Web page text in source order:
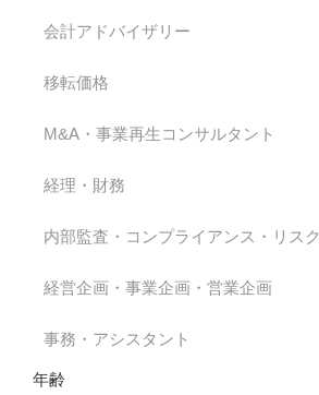
会計アドバイザリー
移転価格
M&A・事業再生コンサルタント
経理・財務
内部監査・コンプライアンス・リスク
経営企画・事業企画・営業企画
事務・アシスタント
年齢